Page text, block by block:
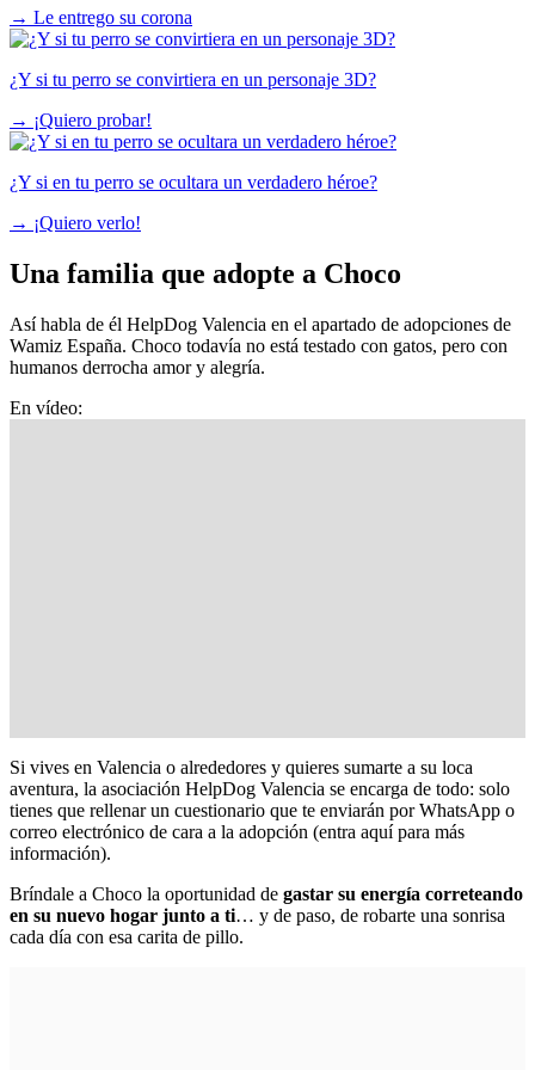
→ Le entrego su corona
¿Y si tu perro se convirtiera en un personaje 3D?
→ ¡Quiero probar!
¿Y si en tu perro se ocultara un verdadero héroe?
→ ¡Quiero verlo!
Una familia que adopte a Choco
Así habla de él HelpDog Valencia en el apartado de adopciones de
Wamiz España. Choco todavía no está testado con gatos, pero con
humanos derrocha amor y alegría.
En vídeo:
Si vives en Valencia o alrededores y quieres sumarte a su loca
aventura, la asociación HelpDog Valencia se encarga de todo: solo
tienes que rellenar un cuestionario que te enviarán por WhatsApp o
correo electrónico de cara a la adopción (entra aquí para más
información).
Bríndale a Choco la oportunidad de gastar su energía correteando
en su nuevo hogar junto a ti… y de paso, de robarte una sonrisa
cada día con esa carita de pillo.